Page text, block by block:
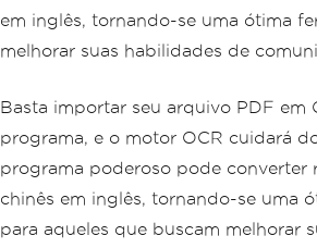
em inglês, tornando-se uma ótima
melhorar suas habilidades de
Basta importar seu arquivo PDF em
programa, e o motor OCR cuidará
programa poderoso pode converter
chinês em inglês, tornando-se uma
para aqueles que buscam melhorar